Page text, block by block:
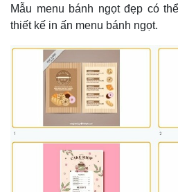
Mẫu menu bánh ngọt đẹp có
thiết kế in ấn menu bánh ngọt.